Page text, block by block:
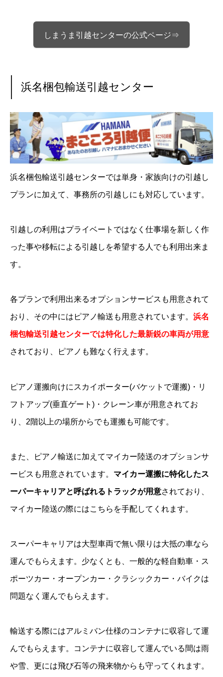
しまうま引越センターの公式ページ⇒
浜名梱包輸送引越センター
浜名梱包輸送引越センターでは単身・家族向けの引越し
プランに加えて、事務所の引越しにも対応しています。
引越しの利用はプライベートではなく仕事場を新しく作
った事や移転による引越しを希望する人でも利用出来ま
す。
各プランで利用出来るオプションサービスも用意されて
おり、その中にはピアノ輸送も用意されています。 浜名
梱包輸送引越センターでは特化した最新鋭の車両が用意
されており、ピアノも難なく行えます。
ピアノ運搬向けにスカイポーター(バケットで運搬)・リ
フトアップ(垂直ゲート)・クレーン車が用意されてお
り、2階以上の場所からでも運搬も可能です。
また、ピアノ輸送に加えてマイカー陸送のオプションサ
ービスも用意されています。 マイカー運搬に特化したス
ーパーキャリアと呼ばれるトラックが用意されており、
マイカー陸送の際にはこちらを手配してくれます。
スーパーキャリアは大型車両で無い限りは大抵の車なら
運んでもらえます。少なくとも、一般的な軽自動車・ス
ポーツカー・オープンカー・クラシックカー・バイクは
問題なく運んでもらえます。
輸送する際にはアルミバン仕様のコンテナに収容して運
んでもらえます。コンテナに収容して運んでいる間は雨
や雪、更には飛び石等の飛来物からも守ってくれます。